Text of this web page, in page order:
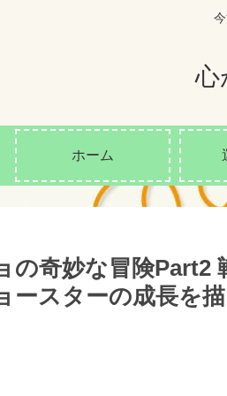
心
ホーム
の奇妙な冒険
ースターの成長を